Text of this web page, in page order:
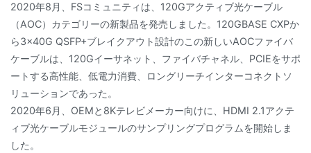
2020年8月、FSコミュニティは、120Gアクティブ光ケーブル
（AOC）カテゴリーの新製品を発売しました。120GBASE CXPか
ら3×40G QSFP+ブレイクアウト設計のこの新しいAOCファイバ
ケーブルは、120Gイーサネット、ファイバチャネル、PCIEをサポ
ートする高性能、低電力消費、ロングリーチインターコネクトソ
リューションであった。
2020年6月、OEMと8Kテレビメーカー向けに、HDMI 2.1アクテ
ィブ光ケーブルモジュールのサンプリングプログラムを開始しま
した。